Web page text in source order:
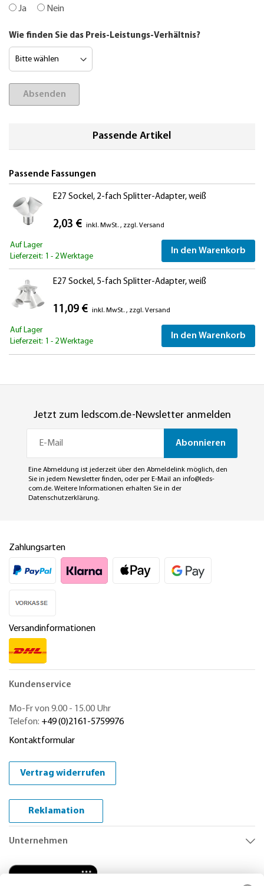
Ja Nein
Wie finden Sie das Preis-Leistungs-Verhältnis?
Absenden
Passende Artikel
Passende Fassungen
E27 Sockel, 2-fach Splitter-Adapter, weiß
2,03 € inkl. MwSt. , zzgl. Versand
Auf Lager
Lieferzeit: 1 - 2 Werktage
In den Warenkorb
E27 Sockel, 5-fach Splitter-Adapter, weiß
11,09 € inkl. MwSt. , zzgl. Versand
Auf Lager
Lieferzeit: 1 - 2 Werktage
In den Warenkorb
Jetzt zum ledscom.de-Newsletter anmelden
Abonnieren
Eine Abmeldung ist jederzeit über den Abmeldelink möglich, den
Sie in jedem Newsletter finden, oder per E-Mail an info@leds-
com.de. Weitere Informationen erhalten Sie in der
Datenschutzerklärung.
Zahlungsarten
Versandinformationen
Kundenservice
Mo-Fr von 9.00 - 15.00 Uhr
Telefon: +49 (0)2161-5759976
Kontaktformular
Vertrag widerrufen
Reklamation
Unternehmen